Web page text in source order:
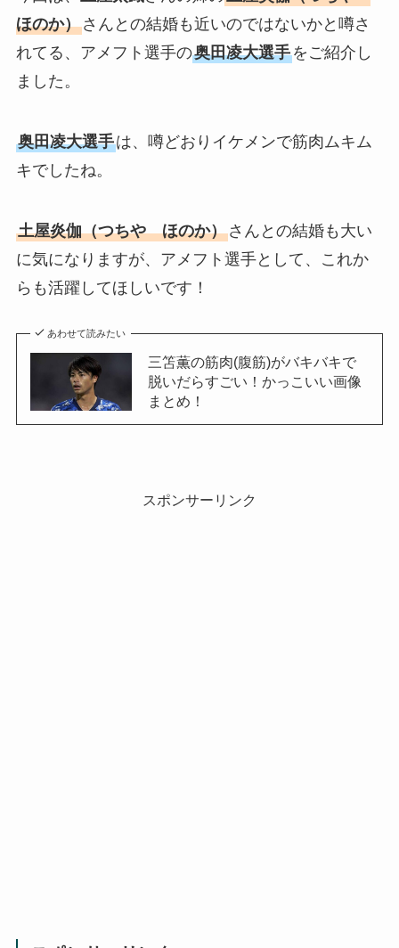
ほのか）さんとの結婚も近いのではないかと噂さ
れてる、アメフト選手の奥田凌大選手をご紹介し
ました。
奥田凌大選手は、噂どおりイケメンで筋肉ムキム
キでしたね。
土屋炎伽（つちや ほのか）さんとの結婚も大い
に気になりますが、アメフト選手として、これか
らも活躍してほしいです！
あわせて読みたい
三笘薫の筋肉(腹筋)がバキバキで
脱いだらすごい！かっこいい画像
まとめ！
スポンサーリンク